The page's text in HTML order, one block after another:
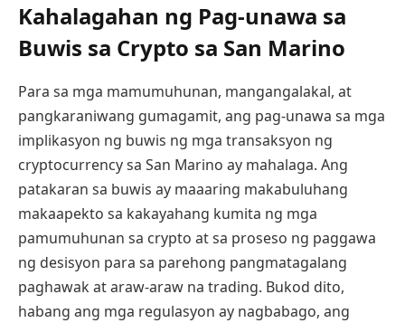
Kahalagahan ng Pag-unawa sa
Buwis sa Crypto sa San Marino
Para sa mga mamumuhunan, mangangalakal, at
pangkaraniwang gumagamit, ang pag-unawa sa mga
implikasyon ng buwis ng mga transaksyon ng
cryptocurrency sa San Marino ay mahalaga. Ang
patakaran sa buwis ay maaaring makabuluhang
makaapekto sa kakayahang kumita ng mga
pamumuhunan sa crypto at sa proseso ng paggawa
ng desisyon para sa parehong pangmatagalang
paghawak at araw-araw na trading. Bukod dito,
habang ang mga regulasyon ay nagbabago, ang